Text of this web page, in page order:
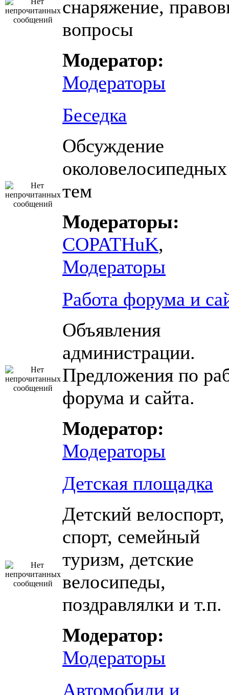
снаряжение,
вопросы
Модератор:
Модераторы
Беседка
Обсуждение
околовелосипедных
тем
Модераторы:
COPATHuK,
Модераторы
Работа форума и
Объявления
администрации.
Предложения по
форума и сайта.
Модератор:
Модераторы
Детская площадка
Детский велоспорт,
спорт, семейный
туризм, детские
велосипеды,
поздравлялки и т.п.
Модератор:
Модераторы
Автомобили и